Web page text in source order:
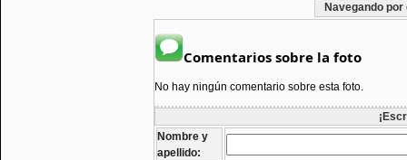
Navegando
Comentarios sobre la foto
No hay ningún comentario sobre esta foto.
Nombre y
apellido: